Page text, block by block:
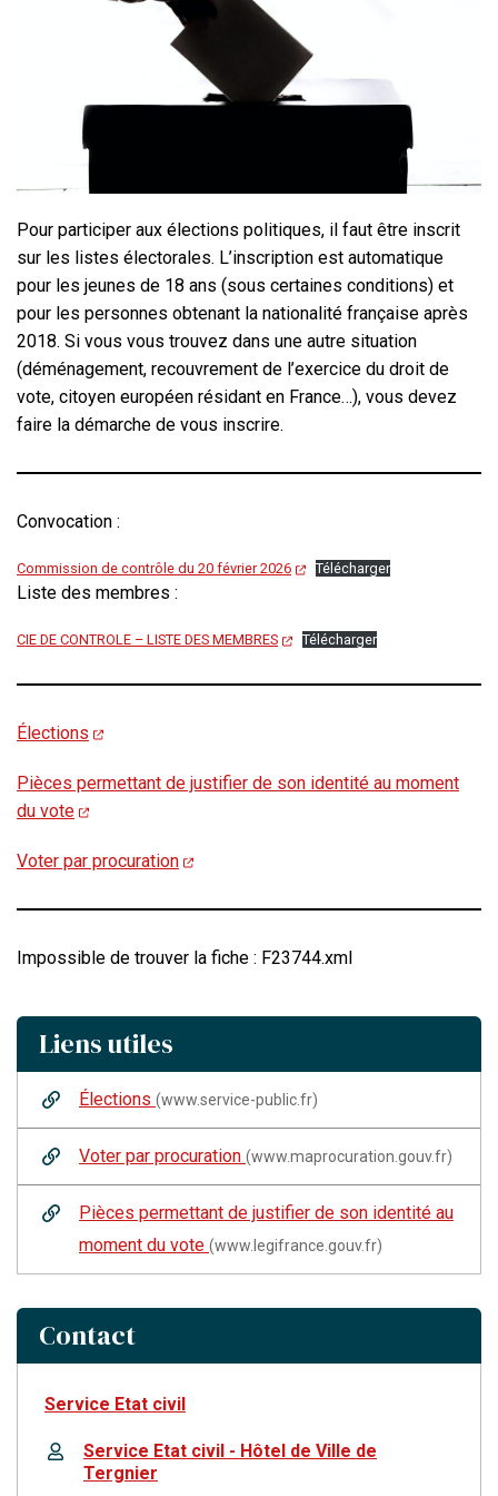
Pour participer aux élections politiques, il faut être inscrit
sur les listes électorales. L’inscription est automatique
pour les jeunes de 18 ans (sous certaines conditions) et
pour les personnes obtenant la nationalité française après
2018. Si vous vous trouvez dans une autre situation
(déménagement, recouvrement de l’exercice du droit de
vote, citoyen européen résidant en France…), vous devez
faire la démarche de vous inscrire.
Convocation :
Commission de contrôle du 20 février 2026 Télécharger
Liste des membres :
CIE DE CONTROLE – LISTE DES MEMBRES Télécharger
Élections
Pièces permettant de justifier de son identité au moment
du vote
Voter par procuration
Impossible de trouver la fiche : F23744.xml
Liens utiles
Élections (www.service-public.fr)
Voter par procuration (www.maprocuration.gouv.fr)
Pièces permettant de justifier de son identité au
moment du vote (www.legifrance.gouv.fr)
Contact
Service Etat civil
Service Etat civil - Hôtel de Ville de
Tergnier